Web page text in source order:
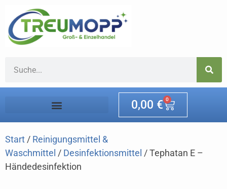
0,00 € 0
Start/ Reinigungsmittel &
Waschmittel / Desinfektionsmittel / Tephatan E –
Händedesinfektion